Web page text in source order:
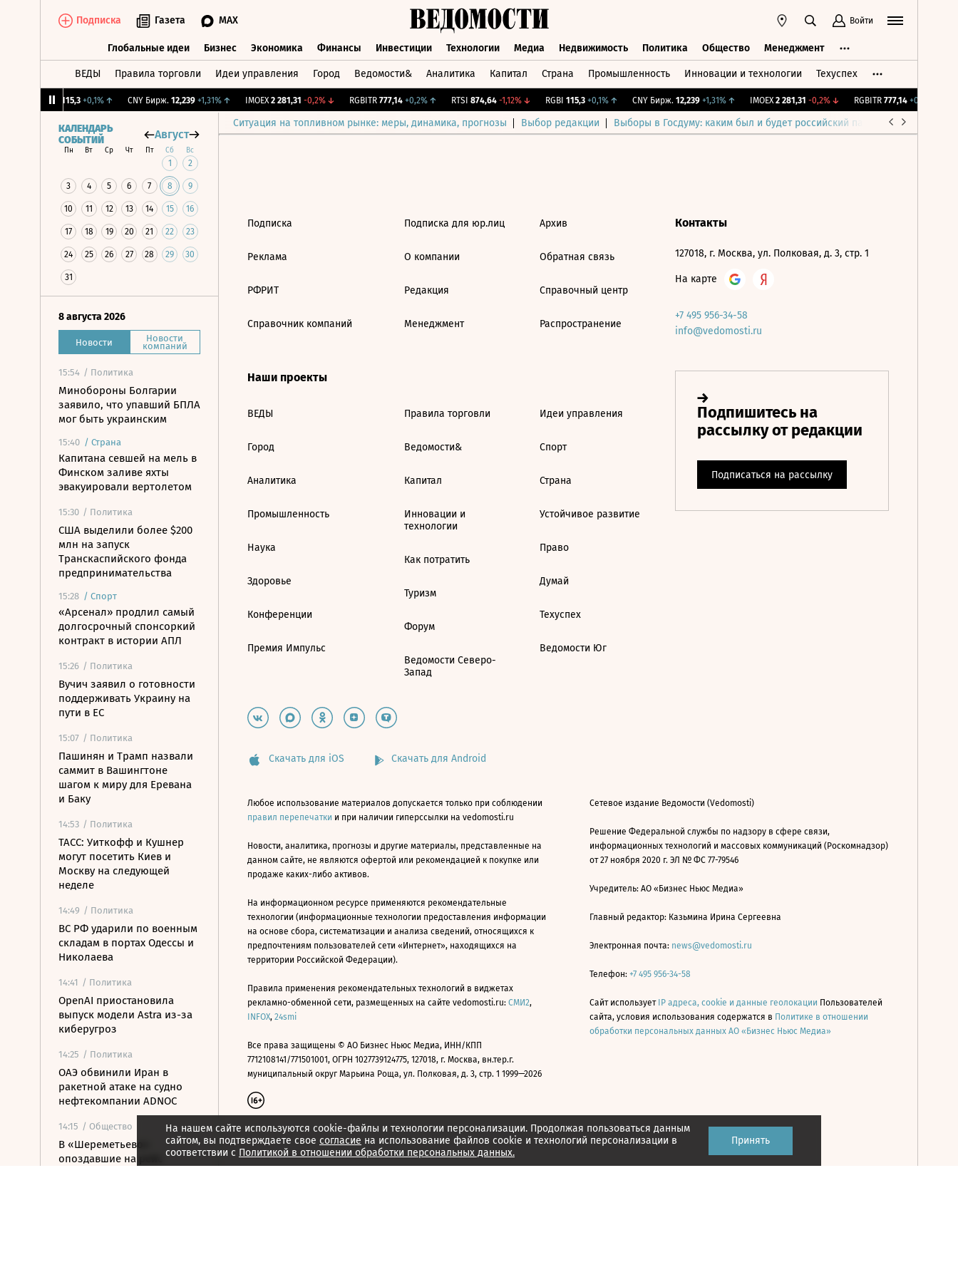
Подписка Газета MAX Войти
Глобальные идеи Бизнес Экономика Финансы Инвестиции Технологии Медиа Недвижимость Политика Общество Менеджмент
ВЕДЫ Правила торговли Идеи управления Город Ведомости& Аналитика Капитал Страна Промышленность Инновации и технологии Техуспех
115,3 +0,1%↑ CNY Бирж. 12,239 +1,31%↑ IMOEX 2 281,31 -0,2%↓ RGBITR 777,14 +0,2%↑ RTSI 874,64 -1,12%↓ RGBI 115,3 +0,1%↑ CNY Бирж. 12,239 +1,31%↑ IMOEX 2 281,31 -0,2%↓ RGBITR 777,14 +0,2%
Ситуация на топливном рынке: меры, динамика, прогнозы Выбор редакции Выборы в Госдуму: каким был и будет российский парламент
КАЛЕНДАРЬ
СОБЫТИЙ
Август
Пн Вт Ср Чт Пт Сб Вс
1 2
3 4 5 6 7 8 9
10 11 12 13 14 15 16
17 18 19 20 21 22 23
24 25 26 27 28 29 30
31
8 августа 2026
Новости Новости
компаний
15:54 / Политика
Минобороны Болгарии
заявило, что упавший БПЛА
мог быть украинским
15:40 / Страна
Капитана севшей на мель в
Финском заливе яхты
эвакуировали вертолетом
15:30 / Политика
США выделили более $200
млн на запуск
Транскаспийского фонда
предпринимательства
15:28 / Спорт
«Арсенал» продлил самый
долгосрочный спонсоркий
контракт в истории АПЛ
15:26 / Политика
Вучич заявил о готовности
поддерживать Украину на
пути в ЕС
15:07 / Политика
Пашинян и Трамп назвали
саммит в Вашингтоне
шагом к миру для Еревана
и Баку
14:53 / Политика
ТАСС: Уиткофф и Кушнер
могут посетить Киев и
Москву на следующей
неделе
14:49 / Политика
ВС РФ ударили по военным
складам в портах Одессы и
Николаева
14:41 / Политика
OpenAI приостановила
выпуск модели Astra из-за
киберугроз
14:25 / Политика
ОАЭ обвинили Иран в
ракетной атаке на судно
нефтекомпании ADNOC
14:15 / Общество
В «Шереметьево»
опоздавшие на рейс
На нашем сайте используются cookie-файлы и технологии персонализации. Продолжая пользоваться данным
сайтом, вы подтверждаете свое согласие на использование файлов cookie и технологий персонализации в
соответствии с Политикой в отношении обработки персональных данных.
Принять
Подписка
Реклама
РФРИТ
Справочник компаний
Подписка для юр.лиц
О компании
Редакция
Менеджмент
Архив
Обратная связь
Справочный центр
Распространение
Наши проекты
ВЕДЫ
Город
Аналитика
Промышленность
Наука
Здоровье
Конференции
Премия Импульс
Правила торговли
Ведомости&
Капитал
Инновации и
технологии
Как потратить
Туризм
Форум
Ведомости Северо-
Запад
Идеи управления
Спорт
Страна
Устойчивое развитие
Право
Думай
Техуспех
Ведомости Юг
Контакты
127018, г. Москва, ул. Полковая, д. 3, стр. 1
На карте
+7 495 956-34-58
info@vedomosti.ru
Скачать для iOS Скачать для Android
Любое использование материалов допускается только при соблюдении
правил перепечатки и при наличии гиперссылки на vedomosti.ru
Новости, аналитика, прогнозы и другие материалы, представленные на
данном сайте, не являются офертой или рекомендацией к покупке или
продаже каких-либо активов.
На информационном ресурсе применяются рекомендательные
технологии (информационные технологии предоставления информации
на основе сбора, систематизации и анализа сведений, относящихся к
предпочтениям пользователей сети «Интернет», находящихся на
территории Российской Федерации).
Правила применения рекомендательных технологий в виджетах
рекламно-обменной сети, размещенных на сайте vedomosti.ru: СМИ2,
INFOX, 24smi
Все права защищены © АО Бизнес Ньюс Медиа, ИНН/КПП
7712108141/771501001, ОГРН 1027739124775, 127018, г. Москва, вн.тер.г.
муниципальный округ Марьина Роща, ул. Полковая, д. 3, стр. 1 1999—2026
Сетевое издание Ведомости (Vedomosti)
Решение Федеральной службы по надзору в сфере связи,
информационных технологий и массовых коммуникаций (Роскомнадзор)
от 27 ноября 2020 г. ЭЛ № ФС 77-79546
Учредитель: АО «Бизнес Ньюс Медиа»
Главный редактор: Казьмина Ирина Сергеевна
Электронная почта: news@vedomosti.ru
Телефон: +7 495 956-34-58
Сайт использует IP адреса, cookie и данные геолокации Пользователей
сайта, условия использования содержатся в Политике в отношении
обработки персональных данных АО «Бизнес Ньюс Медиа»